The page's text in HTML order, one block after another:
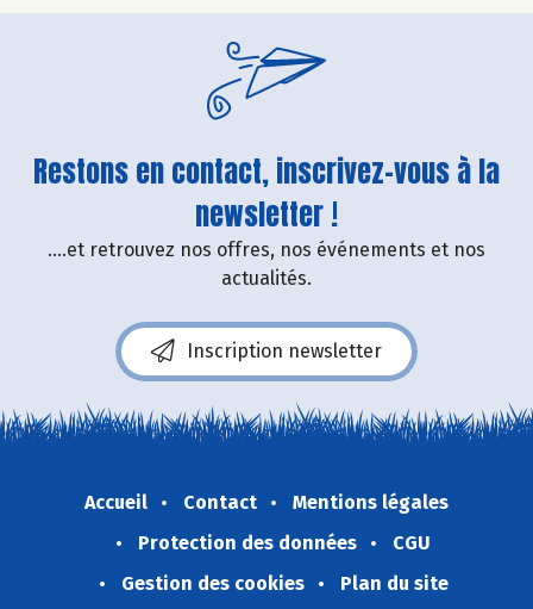
Restons en contact, inscrivez-vous à la
newsletter !
....et retrouvez nos offres, nos événements et nos
actualités.
Inscription newsletter
Accueil Contact
Mentions légales
Protection des données
CGU
Gestion des cookies
Plan du site